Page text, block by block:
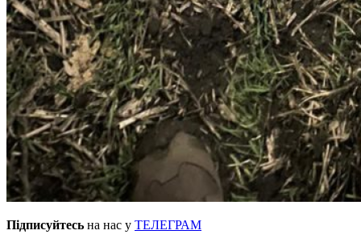
Підписуйтесь на нас у ТЕЛЕГРАМ